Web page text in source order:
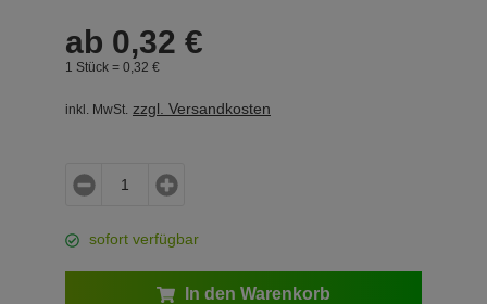
ab 0,32 €
1 Stück = 0, 32 €
inkl. MwSt. zzgl. Versandkosten
sofort verfügbar
In den Warenkorb